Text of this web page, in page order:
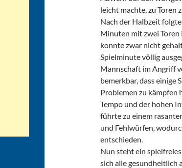
leicht machte, zu Toren
Nach der Halbzeit
Minuten mit zwei Toren
konnte zwar nicht
Spielminute völlig
Mannschaft im Angriff
bemerkbar, dass einige
Problemen zu kämpfen
Tempo und der hohen
führte zu einem
und Fehlwürfen,
entschieden.
Nun steht ein
sich alle gesundheitlich